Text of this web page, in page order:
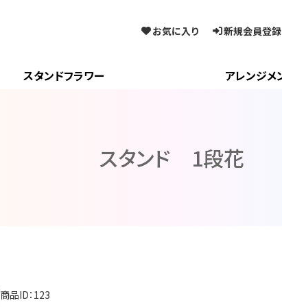
お気に入り 新規会員登録
スタンドフラワー アレンジメ
スタンド 1段花
商品ID：123